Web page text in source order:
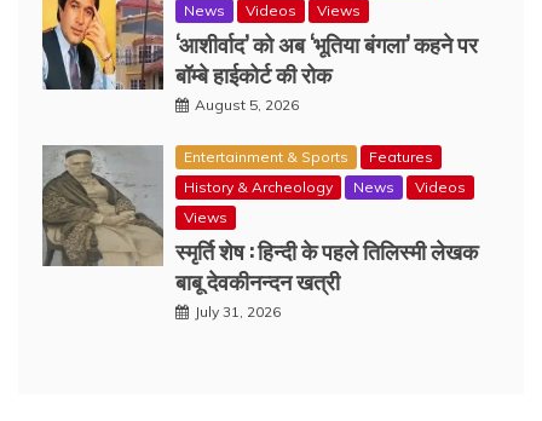
News
Videos Views
‘आशीर्वाद’ को अब ‘भूतिया बंगला’ कहने पर
बॉम्बे हाईकोर्ट की रोक
August 5, 2026
Entertainment & Sports
Features
History & Archeology
News
Videos
Views
स्मृर्ति शेष : हिन्दी के पहले तिलिस्मी लेखक
बाबू देवकीनन्दन खत्री
July 31, 2026